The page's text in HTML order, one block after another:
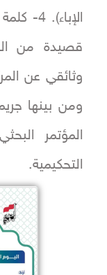
وثائقي عن
المؤتمر
التحكيمية.